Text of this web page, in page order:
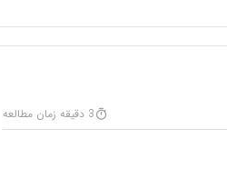
3 دقیقه زمان مطالعه